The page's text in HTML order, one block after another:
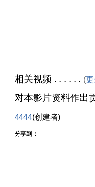
相关视频 . . . . . . (更
对本影片资料作出
4444(创建者)
分享到：